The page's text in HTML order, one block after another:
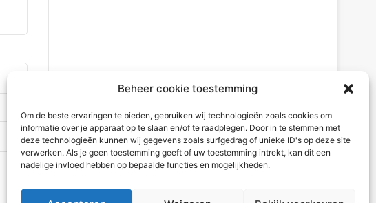
Beheer cookie toestemming
Om de beste ervaringen te bieden, gebruiken wij technologieën zoals cookies om
informatie over je apparaat op te slaan en/of te raadplegen. Door in te stemmen met
deze technologieën kunnen wij gegevens zoals surfgedrag of unieke ID's op deze site
verwerken. Als je geen toestemming geeft of uw toestemming intrekt, kan dit een
nadelige invloed hebben op bepaalde functies en mogelijkheden.